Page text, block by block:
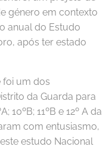
género em contexto
anual do Estudo
após ter estado
foi um dos
da Guarda para
10ºB; 11ºB e 12º A da
com entusiasmo,
estudo Nacional